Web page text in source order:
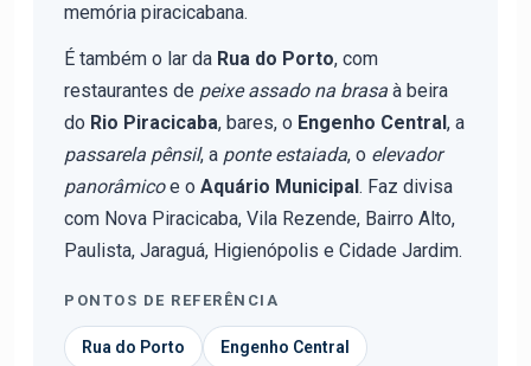
memória piracicabana.
É também o lar da Rua do Porto, com
restaurantes de peixe assado na brasa à beira
do Rio Piracicaba, bares, o Engenho Central , a
passarela pênsil, a ponte estaiada, o elevador
panorâmicoe o Aquário Municipal . Faz divisa
com Nova Piracicaba, Vila Rezende, Bairro Alto,
Paulista, Jaraguá, Higienópolis e Cidade Jardim.
PONTOS DE REFERÊNCIA
Rua do Porto Engenho Central